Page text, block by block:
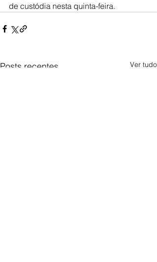
de custódia nesta quinta-feira.
Posts recentes Ver tudo